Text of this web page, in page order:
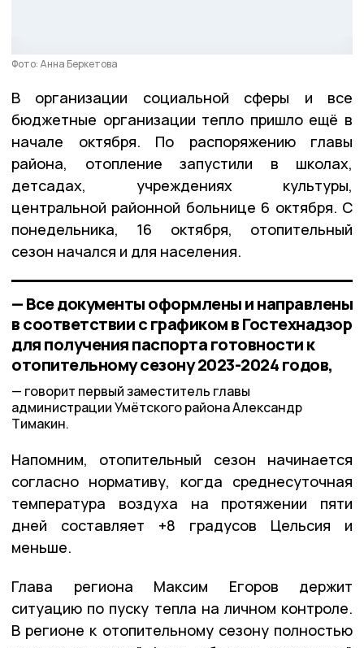
Фото: Анна Беркетова
В организации социальной сферы и все
бюджетные организации тепло пришло ещё в
начале октября. По распоряжению главы
района, отопление запустили в школах,
детсадах, учреждениях культуры,
центральной районной больнице 6 октября. С
понедельника, 16 октября, отопительный
сезон начался и для населения.
— Все документы оформлены и направлены
в соответствии с графиком в Гостехнадзор
для получения паспорта готовности к
отопительному сезону 2023-2024 годов,
говорит первый заместитель главы
администрации Умётского района Александр
Тимакин.
Напомним, отопительный сезон начинается
согласно нормативу, когда среднесуточная
температура воздуха на протяжении пяти
дней составляет +8 градусов Цельсия и
меньше.
Глава региона Максим Егоров держит
ситуацию по пуску тепла на личном контроле.
В регионе к отопительному сезону полностью